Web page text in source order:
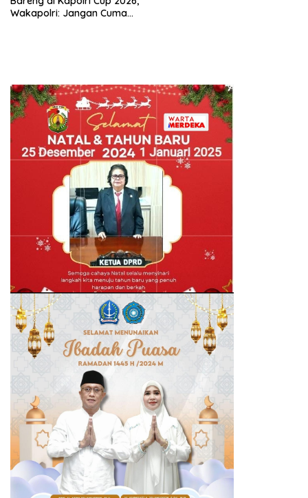
Wakapolri: Jangan Cuma